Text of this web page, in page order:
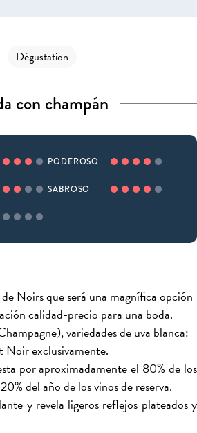
Dégustation
con champán
PODEROSO
SABROSO
Noirs que será una magnífica opción
calidad-precio para una boda.
variedades de uva blanca:
Noir exclusivamente.
por aproximadamente el 80% de los
del año de los vinos de reserva.
y revela ligeros reflejos plateados y